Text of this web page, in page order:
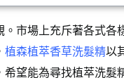
市場上充斥著各式各
植森植萃香草洗髮精以
望能為尋找植萃洗髮